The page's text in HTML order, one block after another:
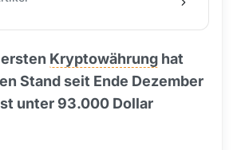
Kryptowährung hat
Stand seit Ende Dezember
unter 93.000 Dollar